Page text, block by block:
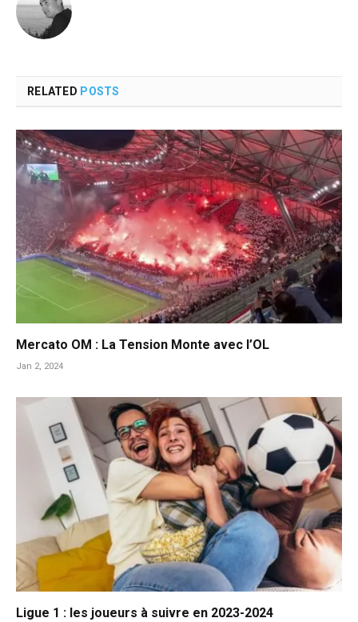
RELATED POSTS
Mercato OM : La Tension Monte avec l’OL
Jan 2, 2024
Ligue 1 : les joueurs à suivre en 2023-2024